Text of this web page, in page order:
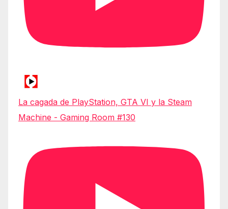
La cagada de PlayStation, GTA VI y la Steam
Machine - Gaming Room #130